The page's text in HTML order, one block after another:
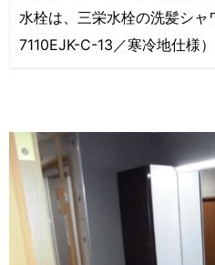
水栓は、三栄水栓の洗髪シ
7110EJK-C-13／寒冷地仕様）